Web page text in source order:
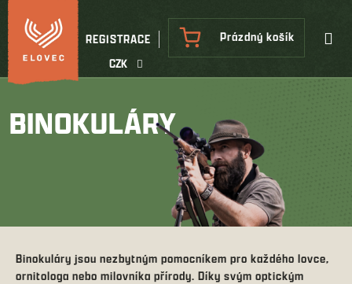
Přejít
na
obsah
CZK
REGISTRACE
NÁKUPNÍ
KOŠÍK
Prázdný košík
BINOKULÁRY
Binokuláry jsou nezbytným pomocníkem pro každého lovce,
ornitologa nebo milovníka přírody. Díky svým optickým